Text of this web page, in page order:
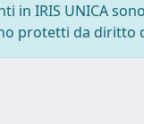
in IRIS UNICA
protetti da diritto